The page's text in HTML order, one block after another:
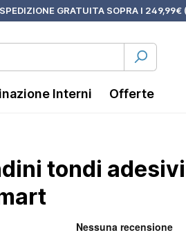
SPEDIZIONE GRATUITA SOPRA I
Interni Offerte
tondi